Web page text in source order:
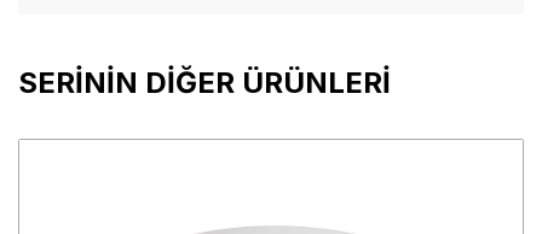
SERİNİN DİĞER ÜRÜNLERİ